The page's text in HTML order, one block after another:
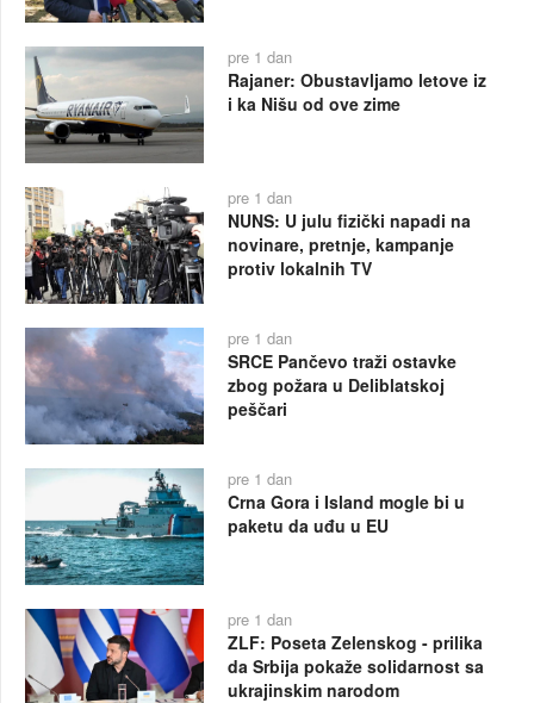
pre 1 dan
Rajaner: Obustavljamo letove iz
i ka Nišu od ove zime
pre 1 dan
NUNS: U julu fizički napadi na
novinare, pretnje, kampanje
protiv lokalnih TV
pre 1 dan
SRCE Pančevo traži ostavke
zbog požara u Deliblatskoj
peščari
pre 1 dan
Crna Gora i Island mogle bi u
paketu da uđu u EU
pre 1 dan
ZLF: Poseta Zelenskog - prilika
da Srbija pokaže solidarnost sa
ukrajinskim narodom